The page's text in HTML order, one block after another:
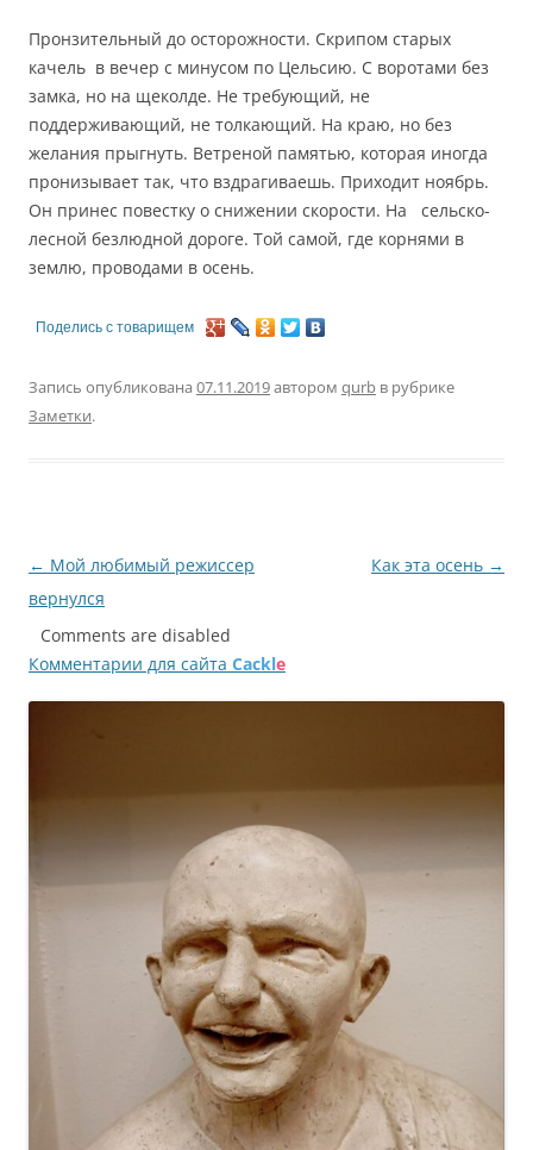
Пронзительный до осторожности. Скрипом старых
качель в вечер с минусом по Цельсию. С воротами без
замка, но на щеколде. Не требующий, не
поддерживающий, не толкающий. На краю, но без
желания прыгнуть. Ветреной памятью, которая иногда
пронизывает так, что вздрагиваешь. Приходит ноябрь.
Он принес повестку о снижении скорости. На сельско-
лесной безлюдной дороге. Той самой, где корнями в
землю, проводами в осень.
Поделись с товарищем
Запись опубликована 07.11.2019автором qurb в рубрике
Заметки.
Навигация
по
записям
← Мой любимый режиссер
вернулся
Как эта осень →
Comments are disabled
Комментарии для сайта Cackle